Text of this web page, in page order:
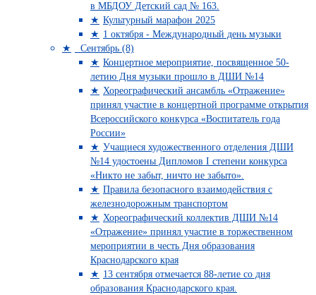
в МБДОУ Детский сад № 163.
Культурный марафон 2025
1 октября - Международный день музыки
Сентябрь (8)
Концертное мероприятие, посвященное 50-
летию Дня музыки прошло в ДШИ №14
Хореографический ансамбль «Отражение»
принял участие в концертной программе открытия
Всероссийского конкурса «Воспитатель года
России»
Учащиеся художественного отделения ДШИ
№14 удостоены Дипломов I степени конкурса
«Никто не забыт, ничто не забыто».
Правила безопасного взаимодействия с
железнодорожным транспортом
Хореографический коллектив ДШИ №14
«Отражение» принял участие в торжественном
мероприятии в честь Дня образования
Краснодарского края
13 сентября отмечается 88-летие со дня
образования Краснодарского края.